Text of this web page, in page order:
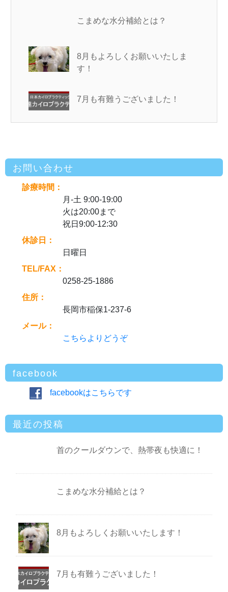
こまめな水分補給とは？
8月もよろしくお願いいたしま
す！
7月も有難うございました！
お問い合わせ
診療時間：
月-土 9:00-19:00
火は20:00まで
祝日9:00-12:30
休診日：
日曜日
TEL/FAX：
0258-25-1886
住所：
長岡市稲保1-237-6
メール：
こちらよりどうぞ
facebook
facebookはこちらです
最近の投稿
首のクールダウンで、熱帯夜も快適に！
こまめな水分補給とは？
8月もよろしくお願いいたします！
7月も有難うございました！